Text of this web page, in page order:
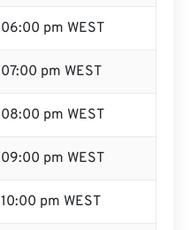
06:00 pm WEST
07:00 pm WEST
08:00 pm WEST
09:00 pm WEST
10:00 pm WEST